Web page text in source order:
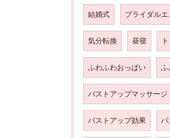
結婚式 ブライダルエ
気分転換 昼寝
ふわふわおっぱい ふ
バストアップマッサージ
バストアップ効果 バ